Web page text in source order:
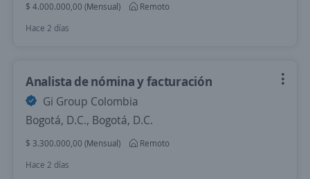
$ 4.000.000,00 (Mensual)
Remoto
Hace 2 días
Analista de nómina y facturación
Gi Group Colombia
Bogotá, D.C., Bogotá, D.C.
$ 3.300.000,00 (Mensual)
Remoto
Hace 2 días